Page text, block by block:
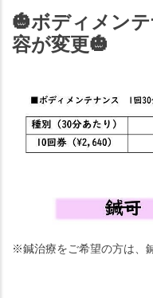
🎃ボディメン
容が変更🎃
※鍼治療をご希望の方は、